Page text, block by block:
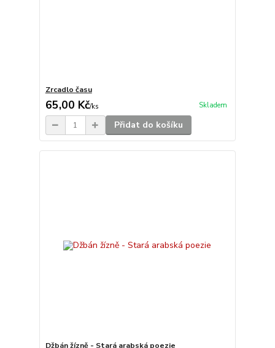
Zrcadlo času
65,00 Kč/ks Skladem
Přidat do košíku
Džbán žízně - Stará arabská poezie